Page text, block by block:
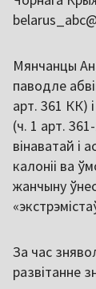
Мянчанцы
паводле
арт. 361 КК)
(ч. 1 арт.
вінаватай і
калоніі ва
жанчыну
За час
развітанне